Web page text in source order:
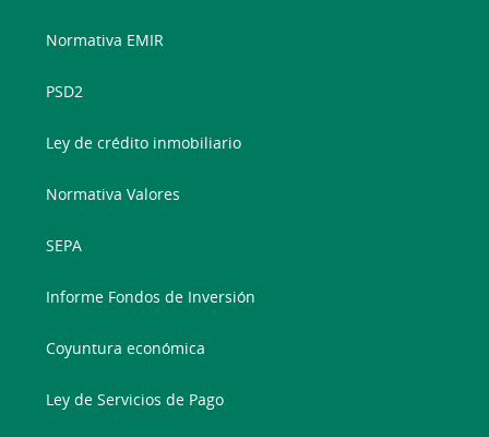
Normativa EMIR
PSD2
Ley de crédito inmobiliario
Normativa Valores
SEPA
Informe Fondos de Inversión
Coyuntura económica
Ley de Servicios de Pago